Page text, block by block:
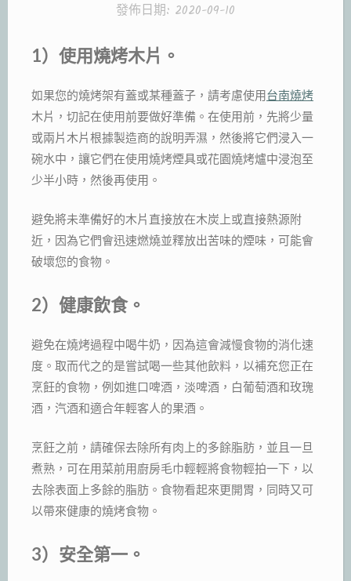
發佈日期: 2020-09-10
1）使用燒烤木片。
如果您的燒烤架有蓋或某種蓋子，請考慮使用台南燒烤
木片，切記在使用前要做好準備。在使用前，先將少量
或兩片木片根據製造商的說明弄濕，然後將它們浸入一
碗水中，讓它們在使用燒烤煙具或花園燒烤爐中浸泡至
少半小時，然後再使用。
避免將未準備好的木片直接放在木炭上或直接熱源附
近，因為它們會迅速燃燒並釋放出苦味的煙味，可能會
破壞您的食物。
2）健康飲食。
避免在燒烤過程中喝牛奶，因為這會減慢食物的消化速
度。取而代之的是嘗試喝一些其他飲料，以補充您正在
烹飪的食物，例如進口啤酒，淡啤酒，白葡萄酒和玫瑰
酒，汽酒和適合年輕客人的果酒。
烹飪之前，請確保去除所有肉上的多餘脂肪，並且一旦
煮熟，可在用菜前用廚房毛巾輕輕將食物輕拍一下，以
去除表面上多餘的脂肪。食物看起來更開胃，同時又可
以帶來健康的燒烤食物。
3）安全第一。